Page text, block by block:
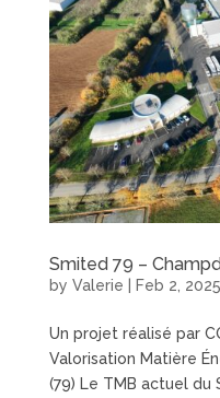
Smited 79 –
by Valerie Feb 2, 2025
Un projet réalisé par
Valorisation Matière
(79) Le TMB actuel du